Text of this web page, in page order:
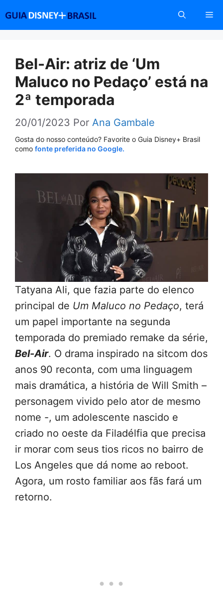
conteúdo
Bel-Air: atriz de ‘Um
Maluco no Pedaço’ está na
2ª temporada
20/01/2023 Por Ana Gambale
Gosta do nosso conteúdo? Favorite o Guia Disney+ Brasil
como fonte preferida no Google.
Tatyana Ali, que fazia parte do elenco
principal de Um Maluco no Pedaço, terá
um papel importante na segunda
temporada do premiado remake da série,
Bel-Air. O drama inspirado na sitcom dos
anos 90 reconta, com uma linguagem
mais dramática, a história de Will Smith –
personagem vivido pelo ator de mesmo
nome -, um adolescente nascido e
criado no oeste da Filadélfia que precisa
ir morar com seus tios ricos no bairro de
Los Angeles que dá nome ao reboot.
Agora, um rosto familiar aos fãs fará um
retorno.